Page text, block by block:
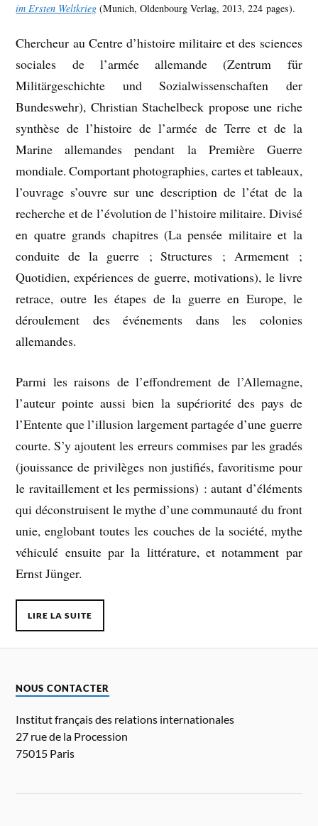
im Ersten Weltkrieg (Munich, Oldenbourg Verlag, 2013, 224 pages).
Chercheur au Centre d’histoire militaire et des sciences
sociales de l’armée allemande (Zentrum für
Militärgeschichte und Sozialwissenschaften der
Bundeswehr), Christian Stachelbeck propose une riche
synthèse de l’histoire de l’armée de Terre et de la
Marine allemandes pendant la Première Guerre
mondiale. Comportant photographies, cartes et tableaux,
l’ouvrage s’ouvre sur une description de l’état de la
recherche et de l’évolution de l’histoire militaire. Divisé
en quatre grands chapitres (La pensée militaire et la
conduite de la guerre ; Structures ; Armement ;
Quotidien, expériences de guerre, motivations), le livre
retrace, outre les étapes de la guerre en Europe, le
déroulement des événements dans les colonies
allemandes.
Parmi les raisons de l’effondrement de l’Allemagne,
l’auteur pointe aussi bien la supériorité des pays de
l’Entente que l’illusion largement partagée d’une guerre
courte. S’y ajoutent les erreurs commises par les gradés
(jouissance de privilèges non justifiés, favoritisme pour
le ravitaillement et les permissions) : autant d’éléments
qui déconstruisent le mythe d’une communauté du front
unie, englobant toutes les couches de la société, mythe
véhiculé ensuite par la littérature, et notamment par
Ernst Jünger.
LIRE LA SUITE
NOUS CONTACTER
Institut français des relations internationales
27 rue de la Procession
75015 Paris